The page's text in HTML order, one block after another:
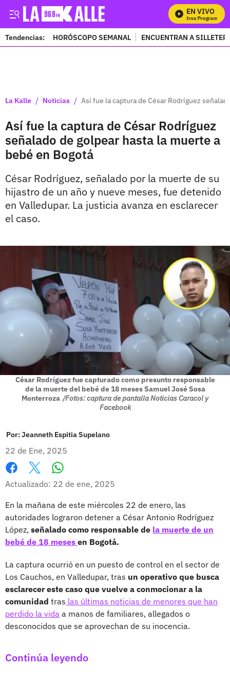
EN VIVO
Tendencias: HORÓSCOPO SEMANAL ENCUENTRAN A
La Kalle / Noticias / Así fue la captura de César Rodríguez
Así fue la captura de César Rodríguez
señalado de golpear hasta la muerte a
bebé en Bogotá
César Rodríguez, señalado por la muerte de su
hijastro de un año y nueve meses, fue detenido
en Valledupar. La justicia avanza en esclarecer
el caso.
César Rodríguez fue capturado como presunto responsable
de la muerte del bebé de 18 meses Samuel José Sosa
Monterroza /Fotos: captura de pantalla Noticias Caracol y
Facebook
Por:Jeanneth Espitia Supelano
22 de Ene, 2025
Facebook
X
Actualizado: 22 de ene, 2025
En la mañana de este miércoles 22 de enero, las
autoridades lograron detener a César Antonio Rodríguez
López, señalado como responsable de la muerte de un
bebé de 18 meses en Bogotá.
La captura ocurrió en un puesto de control en el sector de
Los Cauchos, en Valledupar, tras un operativo que busca
esclarecer este caso que vuelve a conmocionar a la
comunidad tras las últimas noticias de menores que han
perdido la vida a manos de familiares, allegados o
desconocidos que se aprovechan de su inocencia.
Continúa leyendo